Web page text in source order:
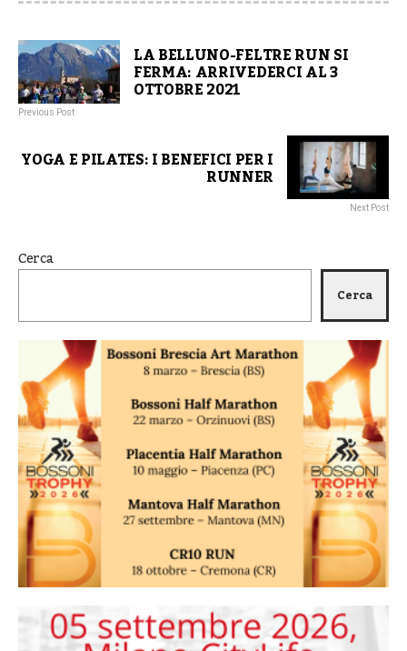
LA BELLUNO-FELTRE RUN SI
FERMA: ARRIVEDERCI AL 3
OTTOBRE 2021
Previous Post
YOGA E PILATES: I BENEFICI PER I
RUNNER
Next Post
Cerca
Cerca